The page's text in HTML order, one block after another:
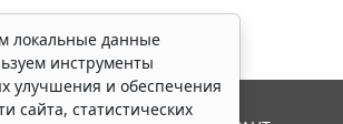
локальные данные
инструменты
улучшения и обеспечения
сайта, статистических